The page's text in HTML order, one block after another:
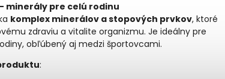
minerály pre celú rodinu
komplex minerálov a stopových prvkov, ktoré
zdraviu a vitalite organizmu. Je ideálny pre
obľúbený aj medzi športovcami.
: